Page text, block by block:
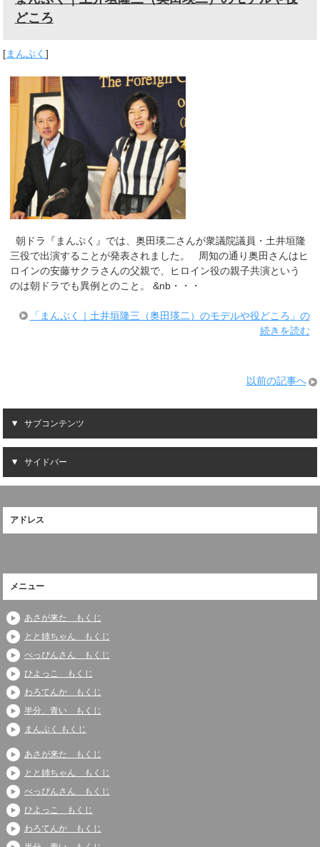
どころ
[まんぷく]
朝ドラ『まんぷく』では、奥田瑛二さんが衆議院議員・土井垣隆
三役で出演することが発表されました。 周知の通り奥田さんはヒ
ロインの安藤サクラさんの父親で、ヒロイン役の親子共演という
のは朝ドラでも異例とのこと。 &nb・・・
「まんぷく｜土井垣隆三（奥田瑛二）のモデルや役どころ」の
続きを読む
以前の記事へ
サブコンテンツ
サイドバー
アドレス
メニュー
あさが来た もくじ
とと姉ちゃん もくじ
べっぴんさん もくじ
ひよっこ もくじ
わろてんか もくじ
半分、青い もくじ
まんぷく もくじ
あさが来た もくじ
とと姉ちゃん もくじ
べっぴんさん もくじ
ひよっこ もくじ
わろてんか もくじ